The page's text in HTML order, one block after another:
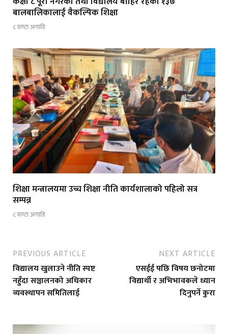
बालबालिकालाई वैकल्पिक शिक्षा
८ घण्टा अगाडि
शिक्षा मन्त्रालयमा उच्च शिक्षा नीति कार्यशालाको पहिलो सत्र
सम्पन्न
८ घण्टा अगाडि
PREVIOUS ARTICLE
विद्यालय खुलाउने नीति स्पष्ट
नहुँदा सञ्चालनको अधिकार
व्यवस्थापन समितिलाई
NEXT ARTICLE
एसईई पछि विषय छनोटमा
विद्यार्थी र अभिभावकले ध्यान
दिनुपर्ने कुरा